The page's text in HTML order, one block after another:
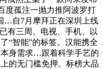
度孤注一抛力推阿波罗打
…自7月摩拜正在深圳上线
有三周。电视、手机、以
“智能”的标签。汉能携全
身需求…跟着科学手艺的
的无门槛免押。标榜大品